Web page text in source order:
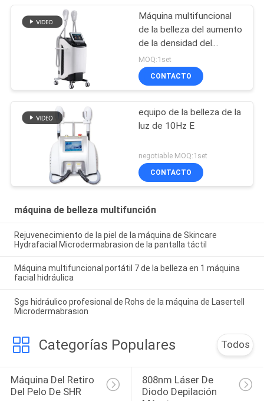
Máquina multifuncional
de la belleza del aumento
de la densidad del
músculo para el CE FDA
del gimnasio y del salón
ISO
MOQ:1set
CONTACTO
equipo de la belleza de la
luz de 10Hz E
negotiable MOQ:1set
CONTACTO
máquina de belleza multifunción
Rejuvenecimiento de la piel de la máquina de Skincare
Hydrafacial Microdermabrasion de la pantalla táctil
Máquina multifuncional portátil 7 de la belleza en 1 máquina
facial hidráulica
Sgs hidráulico profesional de Rohs de la máquina de Lasertell
Microdermabrasion
Categorías Populares Todos
Máquina Del Retiro
Del Pelo De SHR
808nm Láser De
Diodo Depilación